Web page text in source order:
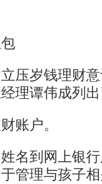
岁钱理财意
理谭伟成列
账户。
到网上银行
管理与孩子